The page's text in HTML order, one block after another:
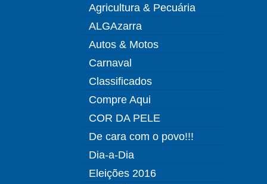
Agricultura & Pecuária
ALGAzarra
Autos & Motos
Carnaval
Classificados
Compre Aqui
COR DA PELE
De cara com o povo!!!
Dia-a-Dia
Eleições 2016